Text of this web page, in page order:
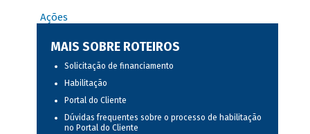
Ações
MAIS SOBRE ROTEIROS
Solicitação de financiamento
Habilitação
Portal do Cliente
Dúvidas frequentes sobre o processo de habilitação
no Portal do Cliente